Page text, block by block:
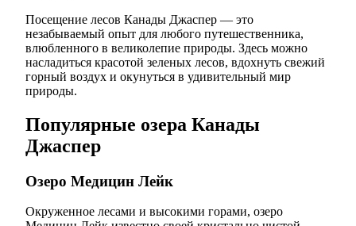
Посещение лесов Канады Джаспер — это
незабываемый опыт для любого путешественника,
влюбленного в великолепие природы. Здесь можно
насладиться красотой зеленых лесов, вдохнуть свежий
горный воздух и окунуться в удивительный мир
природы.
Популярные озера Канады
Джаспер
Озеро Медицин Лейк
Окруженное лесами и высокими горами, озеро